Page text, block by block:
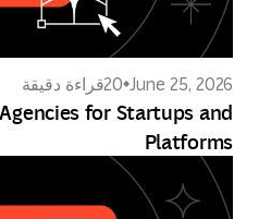
June 25, 2026
20قراءة دقيقة
for Startups and
Platforms